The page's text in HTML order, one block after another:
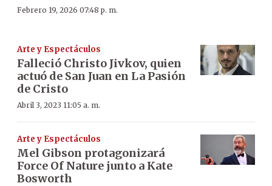
Febrero 19, 2026 07:48 p. m.
Arte y Espectáculos
Falleció Christo Jivkov, quien
actuó de San Juan en La Pasión
de Cristo
Abril 3, 2023 11:05 a. m.
Arte y Espectáculos
Mel Gibson protagonizará
Force Of Nature junto a Kate
Bosworth